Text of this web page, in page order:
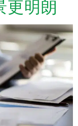
更明朗